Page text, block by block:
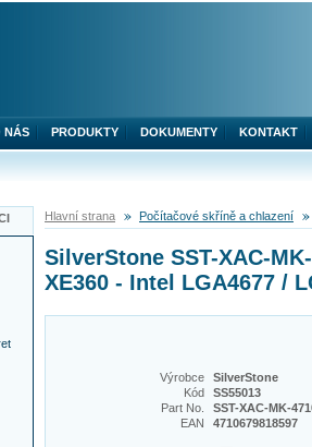
Hlavní strana Počítačové skříně a chlazení
SilverStone SST-XAC-
XE360 - Intel LGA4677 /
Výrobce
SilverStone
Kód
SS55013
Part No.
SST-XAC-MK-
EAN
4710679818597
NÁS PRODUKTY DOKUMENTY KONTAKT